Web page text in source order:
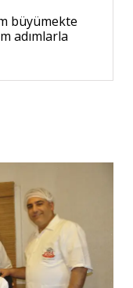
büyümekte
adımlarla